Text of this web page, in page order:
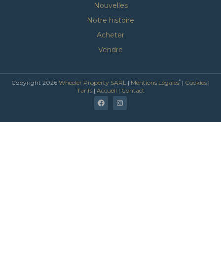
Nouvelles
Notre histoire
Acheter
Vendre
Copyright 2026 Wheeler Property SARL | Mentions Légales* | Cookies |
Tarifs| Accueil | Contact